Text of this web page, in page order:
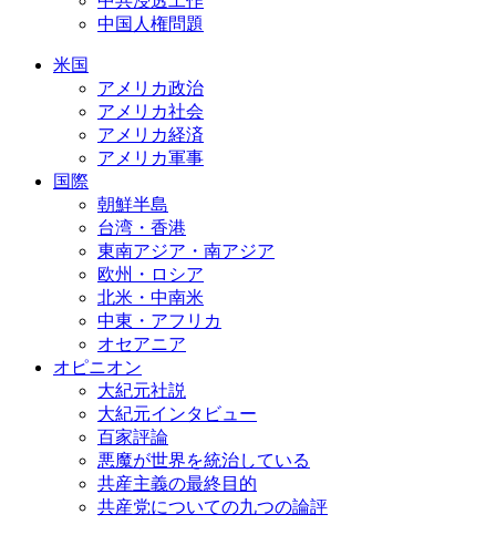
中国人権問題
米国
アメリカ政治
アメリカ社会
アメリカ経済
アメリカ軍事
国際
朝鮮半島
台湾・香港
東南アジア・南アジア
欧州・ロシア
北米・中南米
中東・アフリカ
オセアニア
オピニオン
大紀元社説
大紀元インタビュー
百家評論
悪魔が世界を統治している
共産主義の最終目的
共産党についての九つの論評